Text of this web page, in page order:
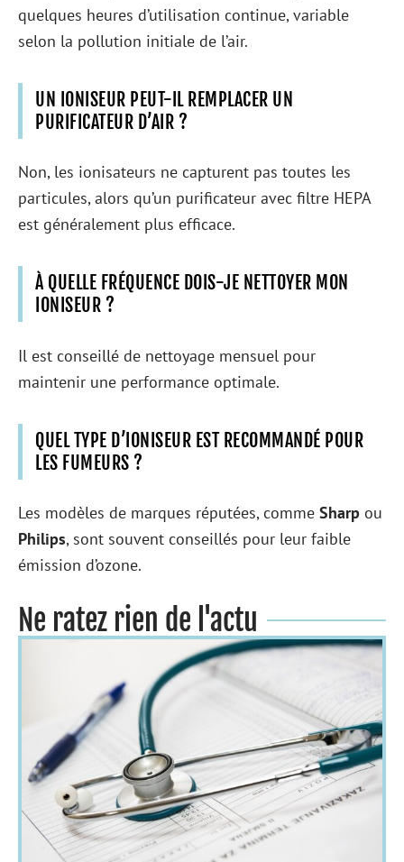
quelques heures d’utilisation continue, variable
selon la pollution initiale de l’air.
UN IONISEUR PEUT-IL REMPLACER UN
PURIFICATEUR D’AIR ?
Non, les ionisateurs ne capturent pas toutes les
particules, alors qu’un purificateur avec filtre HEPA
est généralement plus efficace.
À QUELLE FRÉQUENCE DOIS-JE NETTOYER MON
IONISEUR ?
Il est conseillé de nettoyage mensuel pour
maintenir une performance optimale.
QUEL TYPE D’IONISEUR EST RECOMMANDÉ POUR
LES FUMEURS ?
Les modèles de marques réputées, comme Sharp ou
Philips, sont souvent conseillés pour leur faible
émission d’ozone.
Ne ratez rien de l'actu